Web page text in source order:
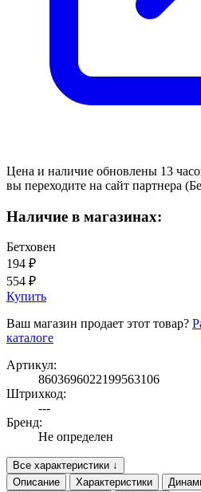
Цена и наличие обновлены 13
вы переходите на сайт партнера
Наличие в магазинах:
Бетховен
194 ₽
554 ₽
Купить
Ваш магазин продает этот товар?
каталоге
Артикул:
8603696022199563106
Штрихкод:
---
Бренд:
Не определен
Все характеристики ↓
Описание
Характеристики